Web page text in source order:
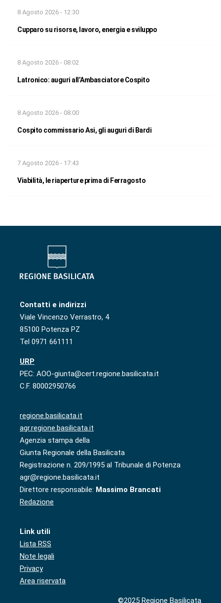
8 Agosto 2026 - 12:30
Cupparo su risorse, lavoro, energia e sviluppo
8 Agosto 2026 - 08:02
Latronico: auguri all’Ambasciatore Cospito
8 Agosto 2026 - 08:00
Cospito commissario Asi, gli auguri di Bardi
7 Agosto 2026 - 17:43
Viabilità, le riaperture prima di Ferragosto
Contatti e indirizzi
Viale Vincenzo Verrastro, 4
85100 Potenza PZ
Tel 0971 661111
URP
PEC: AOO-giunta@cert.regione.basilicata.it
C.F. 80002950766
regione.basilicata.it
agr.regione.basilicata.it
Agenzia stampa della
Giunta Regionale della Basilicata
Registrazione n. 209/1995 al Tribunale di Potenza
agr@regione.basilicata.it
Direttore responsabile: Massimo Brancati
Redazione
Link utili
Lista RSS
Note legali
Privacy
Area riservata
©2025 Regione Basilicata